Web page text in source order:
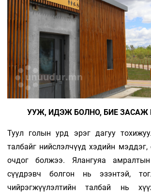
УУЖ, ИДЭЖ БОЛНО, БИЕ ЗАСАЖ
Туул голын урд эрэг дагуу
талбайг нийслэлчүүд хэдийн мэддэг,
очдог болжээ. Ялангуяа
сүүдрэвч болгон нь эзэнтэй,
чийрэгжүүлэлтийн талбай нь